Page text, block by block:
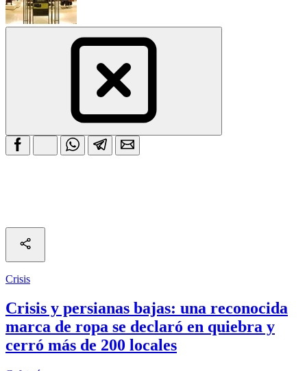
Crisis
Crisis y persianas bajas: una reconocida
marca de ropa se declaró en quiebra y
cerró más de 200 locales